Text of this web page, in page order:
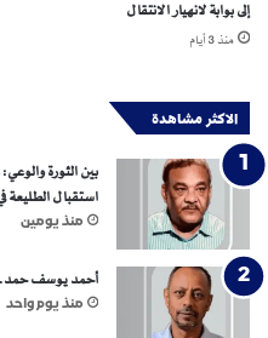
ن
ض
ح
ص
ر
إلى بوابة لانهيار الانتقال
منذ 3 أيام
الاكثر مشاهدة
بين الثورة
استقبال
منذ يومين
أحمد يوسف
منذ يوم واحد